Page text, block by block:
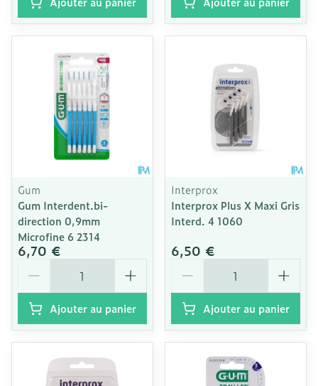
Gum
Gum Interdent.bi-
direction 0,9mm
Microfine 6 2314
6,70 €
Ajouter au panier
Interprox
Interprox Plus X Maxi Gris
Interd. 4 1060
6,50 €
Ajouter au panier